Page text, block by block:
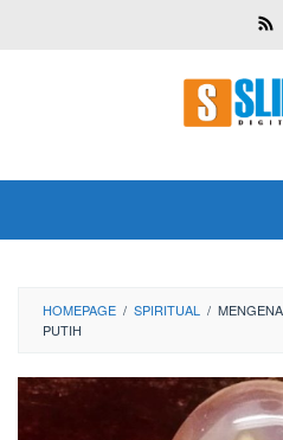
HOMEPAGE / SPIRITUAL /
PUTIH